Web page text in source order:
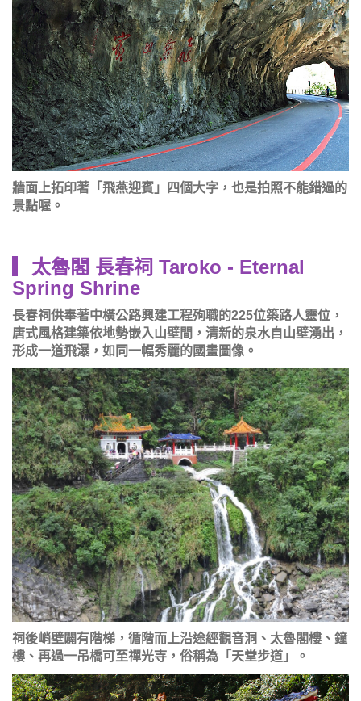
牆面上拓印著「飛燕迎賓」四個大字，也是拍照不能錯過的
景點喔。
▎太魯閣 長春祠 Taroko - Eternal
Spring Shrine
長春祠供奉著中橫公路興建工程殉職的225位築路人靈位，
唐式風格建築依地勢嵌入山壁間，清新的泉水自山壁湧出，
形成一道飛瀑，如同一幅秀麗的國畫圖像。
祠後峭壁闢有階梯，循階而上沿途經觀音洞、太魯閣樓、鐘
樓、再過一吊橋可至禪光寺，俗稱為「天堂步道」。